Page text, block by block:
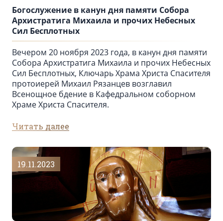
Богослужение в канун дня памяти Собора
Архистратига Михаила и прочих Небесных
Сил Бесплотных
Вечером 20 ноября 2023 года, в канун дня памяти
Собора Архистратига Михаила и прочих Небесных
Сил Бесплотных, Ключарь Храма Христа Спасителя
протоиерей Михаил Рязанцев возглавил
Всенощное бдение в Кафедральном соборном
Храме Христа Спасителя.
Читать далее
19.11.2023